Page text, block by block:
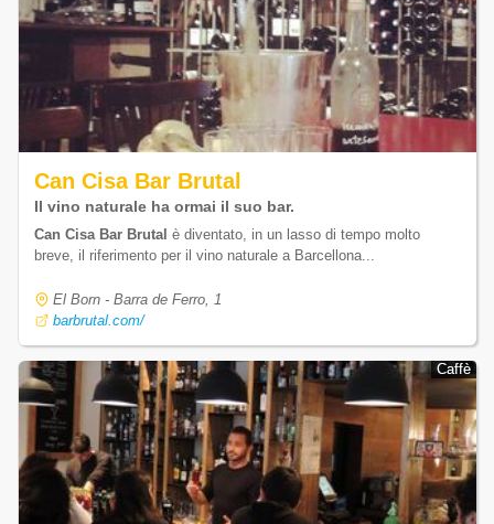
Can Cisa Bar Brutal
Il vino naturale ha ormai il suo bar.
Can Cisa Bar Brutal è diventato, in un lasso di tempo molto
breve, il riferimento per il vino naturale a Barcellona...
El Born - Barra de Ferro, 1
barbrutal.com/
Caffè
Caffè